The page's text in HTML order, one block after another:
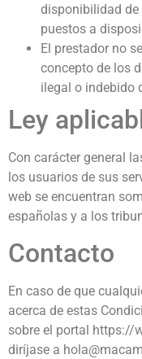
disponibilidad de
puestos a
El prestador no
concepto de los
ilegal o indebido
Ley
Con carácter general
los usuarios de sus
web se encuentran
españolas y a los
Contacto
En caso de que
acerca de estas
sobre el portal https://
diríjase a